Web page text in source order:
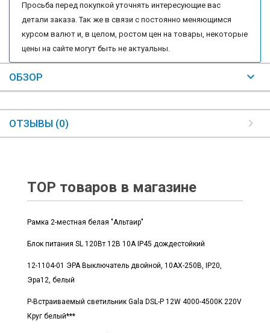
Просьба перед покупкой уточнять интересующие вас
детали заказа. Так же в связи с постоянно меняющимся
курсом валют и, в целом, ростом цен на товары, некоторые
цены на сайте могут быть не актуальны.
ОБЗОР
ОТЗЫВЫ (0)
TOP товаров в магазине
Рамка 2-местная белая "Альтаир"
Блок питания SL 120Вт 12В 10А IP45 дождестойкий
12-1104-01 ЭРА Выключатель двойной, 10АХ-250В, IP20,
Эра12, белый
Р-Встраиваемый светильник Gala DSL-P 12W 4000-4500K 220V
Круг белый***